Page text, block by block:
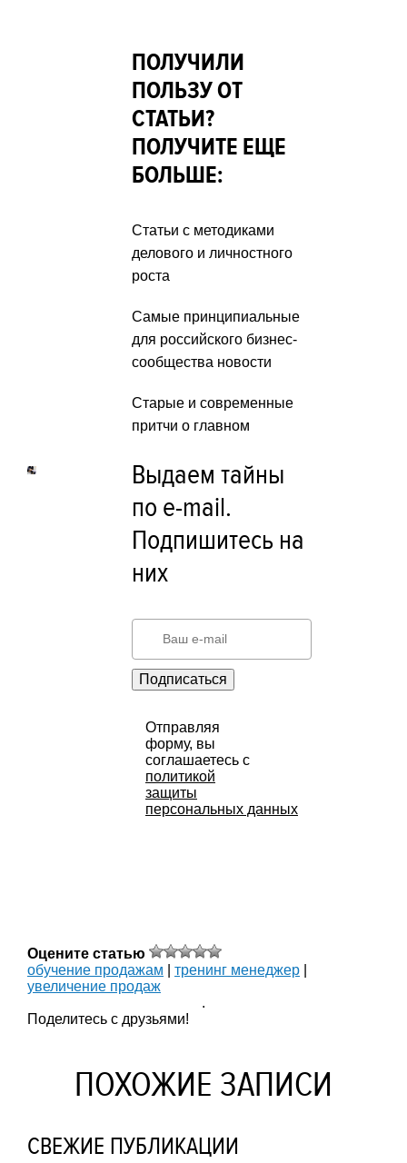
ПОЛУЧИЛИ
ПОЛЬЗУ ОТ
СТАТЬИ?
ПОЛУЧИТЕ ЕЩЕ
БОЛЬШЕ:
Статьи с методиками
делового и личностного
роста
Самые принципиальные
для российского бизнес-
сообщества новости
Старые и современные
притчи о главном
Выдаем тайны
по e-mail.
Подпишитесь на
них
Подписаться
Отправляя
форму, вы
соглашаетесь с
политикой
защиты
персональных данных
Оцените статью
обучение продажам
тренинг менеджер
увеличение продаж
.
Поделитесь с друзьями!
ПОХОЖИЕ ЗАПИСИ
СВЕЖИЕ ПУБЛИКАЦИИ